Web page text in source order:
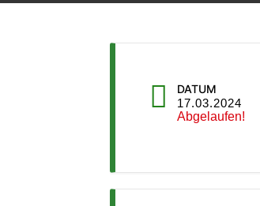
DATUM
17.03.2024
Abgelaufen!